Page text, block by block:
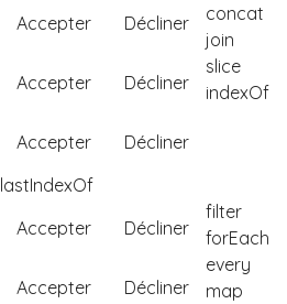
Accepter Décliner concat
Accepter Décliner
join
slice
Accepter Décliner
indexOf
lastIndexOf
Accepter
Décliner
filter
forEach
Accepter Décliner
every
map